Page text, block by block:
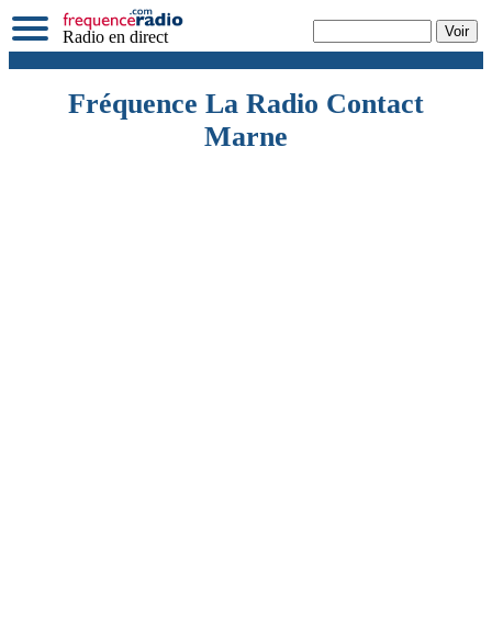
Radio en direct
Fréquence La Radio Contact
Marne